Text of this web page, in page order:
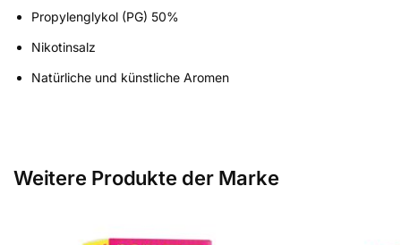
Propylenglykol (PG) 50%
Nikotinsalz
Natürliche und künstliche Aromen
Weitere Produkte der Marke